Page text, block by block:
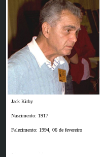
Jack Kirby
Nascimento: 1917
Falecimento: 1994, 06 de fevereiro